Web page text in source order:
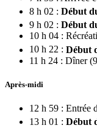
8 h 02 : Début
9 h 02 : Début
10 h 04 :
10 h 22 : Début
11 h 24 : Dîner
Après-midi
12 h 59 : Entrée
13 h 01 : Début